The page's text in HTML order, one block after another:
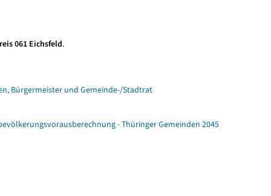
061 Eichsfeld.
Bürgermeister und Gemeinde-/Stadtrat
- Thüringer Gemeinden 2045